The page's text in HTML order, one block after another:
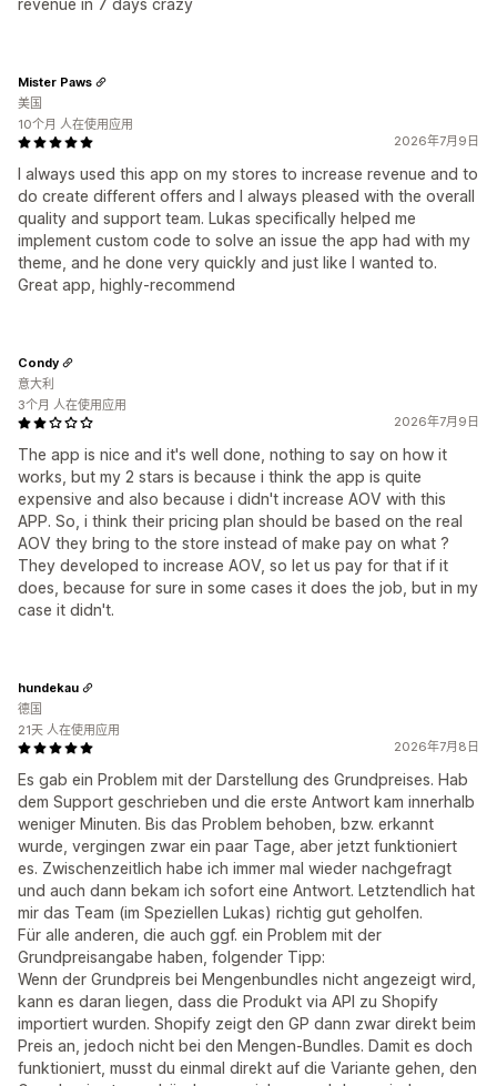
revenue in 7 days crazy
2026年7月9日
I always used this app on my stores to increase revenue and to
do create different offers and I always pleased with the overall
quality and support team. Lukas specifically helped me
implement custom code to solve an issue the app had with my
theme, and he done very quickly and just like I wanted to.
Great app, highly-recommend
Mister Paws
美国
10个月 人在使用应用
2026年7月9日
The app is nice and it's well done, nothing to say on how it
works, but my 2 stars is because i think the app is quite
expensive and also because i didn't increase AOV with this
APP. So, i think their pricing plan should be based on the real
AOV they bring to the store instead of make pay on what ?
They developed to increase AOV, so let us pay for that if it
does, because for sure in some cases it does the job, but in my
case it didn't.
Condy
意大利
3个月 人在使用应用
2026年7月8日
Es gab ein Problem mit der Darstellung des Grundpreises. Hab
dem Support geschrieben und die erste Antwort kam innerhalb
weniger Minuten. Bis das Problem behoben, bzw. erkannt
wurde, vergingen zwar ein paar Tage, aber jetzt funktioniert
es. Zwischenzeitlich habe ich immer mal wieder nachgefragt
und auch dann bekam ich sofort eine Antwort. Letztendlich hat
mir das Team (im Speziellen Lukas) richtig gut geholfen.
Für alle anderen, die auch ggf. ein Problem mit der
Grundpreisangabe haben, folgender Tipp:
Wenn der Grundpreis bei Mengenbundles nicht angezeigt wird,
kann es daran liegen, dass die Produkt via API zu Shopify
importiert wurden. Shopify zeigt den GP dann zwar direkt beim
Preis an, jedoch nicht bei den Mengen-Bundles. Damit es doch
funktioniert, musst du einmal direkt auf die Variante gehen, den
hundekau
德国
21天 人在使用应用